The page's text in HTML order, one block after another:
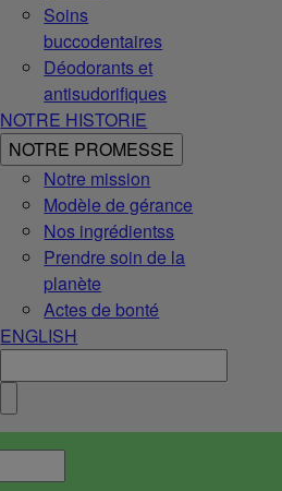
Soins
buccodentaires
Déodorants et
antisudorifiques
NOTRE HISTORIE
NOTRE PROMESSE
Notre mission
Modèle de gérance
Nos ingrédientss
Prendre soin de la
planète
Actes de bonté
ENGLISH